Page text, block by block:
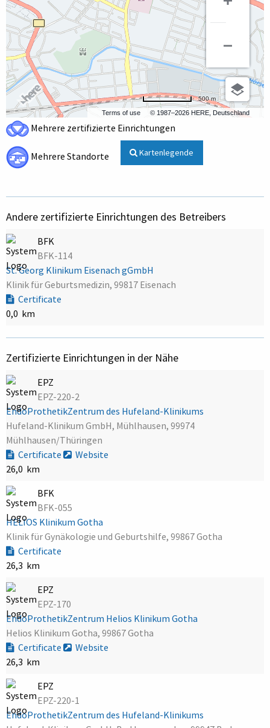
Terms of use © 1987–2026 HERE, Deutschland
500 m
Mehrere zertifizierte Einrichtungen
Mehrere Standorte Kartenlegende
Andere zertifizierte Einrichtungen des Betreibers
BFK
BFK-114
St. Georg Klinikum Eisenach gGmbH
Klinik für Geburtsmedizin, 99817 Eisenach
Certificate
0,0 km
Zertifizierte Einrichtungen in der Nähe
EPZ
EPZ-220-2
EndoProthetikZentrum des Hufeland-Klinikums
Hufeland-Klinikum GmbH, Mühlhausen, 99974
Mühlhausen/Thüringen
Certificate
Website
26,0 km
BFK
BFK-055
HELIOS Klinikum Gotha
Klinik für Gynäkologie und Geburtshilfe, 99867 Gotha
Certificate
26,3 km
EPZ
EPZ-170
EndoProthetikZentrum Helios Klinikum Gotha
Helios Klinikum Gotha, 99867 Gotha
Certificate
Website
26,3 km
EPZ
EPZ-220-1
EndoProthetikZentrum des Hufeland-Klinikums